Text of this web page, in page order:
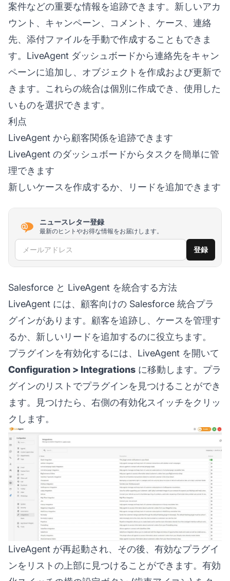
案件などの重要な情報を追跡できます。新しいアカ
ウント、キャンペーン、コメント、ケース、連絡
先、添付ファイルを手動で作成することもできま
す。LiveAgent ダッシュボードから連絡先をキャン
ペーンに追加し、オブジェクトを作成および更新で
きます。これらの統合は個別に作成でき、使用した
いものを選択できます。
利点
LiveAgent から顧客関係を追跡できます
LiveAgent のダッシュボードからタスクを簡単に管
理できます
新しいケースを作成するか、リードを追加できます
ニュースレター登録
最新のヒントやお得な情報をお届けします。
メールアドレス 登録
Salesforce と LiveAgent を統合する方法
LiveAgent には、顧客向けの Salesforce 統合プラ
グインがあります。顧客を追跡し、ケースを管理す
るか、新しいリードを追加するのに役立ちます。
プラグインを有効化するには、LiveAgent を開いて
Configuration > Integrations に移動します。プラ
グインのリストでプラグインを見つけることができ
ます。見つけたら、右側の有効化スイッチをクリッ
クします。
LiveAgent が再起動され、その後、有効なプラグイ
ンをリストの上部に見つけることができます。有効